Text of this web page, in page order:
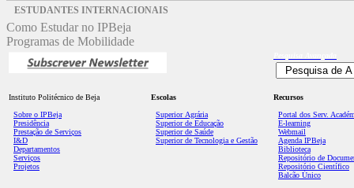
ESTUDANTES INTERNACIONAIS
Como Estudar no IPBeja
Programas de Mobilidade
Instituto Politécnico de Beja
Sobre o IPBeja
Presidência
Prestação de Serviços
I&D
Departamentos
Serviços
Projetos
Escolas
Superior Agrária
Superior de Educação
Superior de Saúde
Superior de Tecnologia e Gestão
Recursos
Portal dos Serv.
E-learning
Webmail
Agenda IPBeja
Biblioteca
Repositório de
Repositório Científico
Balcão Único